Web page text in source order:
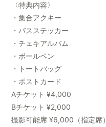
〈特典内容〉
・集合アクキー
・パスステッカー
・チェキアルバム
・ボールペン
・トートバッグ
・ポストカード
Aチケット ¥4,000
Bチケット ¥2,000
撮影可能席 ¥6,000（指定席）